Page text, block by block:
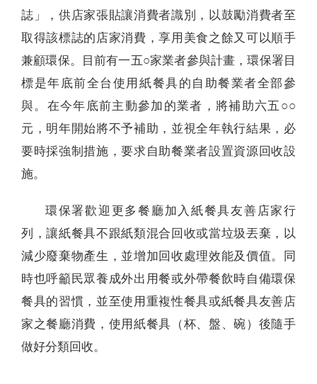
誌」，供店家張貼讓消費者識別，以鼓勵消費者至
取得該標誌的店家消費，享用美食之餘又可以順手
兼顧環保。目前有一五○家業者參與計畫，環保署目
標是年底前全台使用紙餐具的自助餐業者全部參
與。在今年底前主動參加的業者，將補助六五○○
元，明年開始將不予補助，並視全年執行結果，必
要時採強制措施，要求自助餐業者設置資源回收設
施。
環保署歡迎更多餐廳加入紙餐具友善店家行
列，讓紙餐具不跟紙類混合回收或當垃圾丟棄，以
減少廢棄物產生，並增加回收處理效能及價值。同
時也呼籲民眾養成外出用餐或外帶餐飲時自備環保
餐具的習慣，並至使用重複性餐具或紙餐具友善店
家之餐廳消費，使用紙餐具（杯、盤、碗）後隨手
做好分類回收。